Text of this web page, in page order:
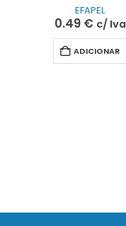
EFAPEL
0.49 € c/ Iva
ADICIONAR